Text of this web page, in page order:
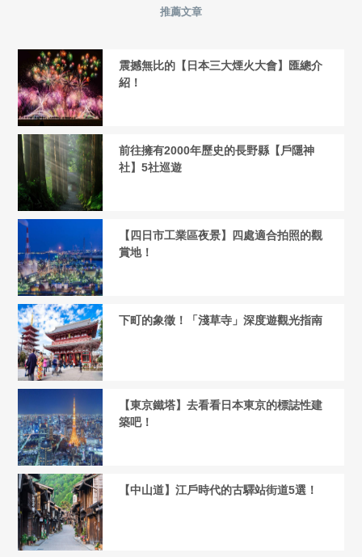
推薦文章
震撼無比的【日本三大煙火大會】匯總介
紹！
前往擁有2000年歷史的長野縣【戶隱神
社】5社巡遊
【四日市工業區夜景】四處適合拍照的觀
賞地！
下町的象徵！「淺草寺」深度遊觀光指南
【東京鐵塔】去看看日本東京的標誌性建
築吧！
【中山道】江戶時代的古驛站街道5選！